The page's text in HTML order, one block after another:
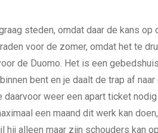
steden, omdat daar de kans
voor de zomer, omdat het te
de Duomo. Het is een
bent en je daalt de trap af
daarvoor weer een apart ticket
een maand dit werk kan
hij alleen maar zijn schouders kan